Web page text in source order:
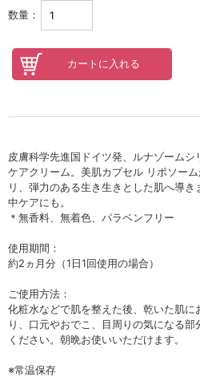
数量：
皮膚科学先進国ドイツ発、ルナゾーム
ケアクリーム。美肌カプセル リポソー
リ、弾力のある生き生きとした肌へ導
中ケアにも。
＊無香料、無着色、パラベンフリー
使用期間：
約2ヵ月分（1日1回使用の場合）
ご使用方法：
化粧水などで肌を整えた後、乾いた肌に
り、口元やおでこ、目周りの気になる
ください。朝晩お使いいただけます。
※常温保存